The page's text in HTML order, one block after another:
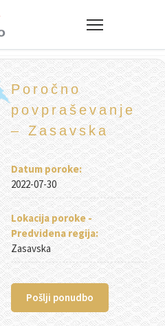
– Poročni
Poročno
povpraševanje
– Zasavska
Datum poroke:
2022-07-30
Lokacija poroke -
Predvidena regija:
Zasavska
Pošlji ponudbo